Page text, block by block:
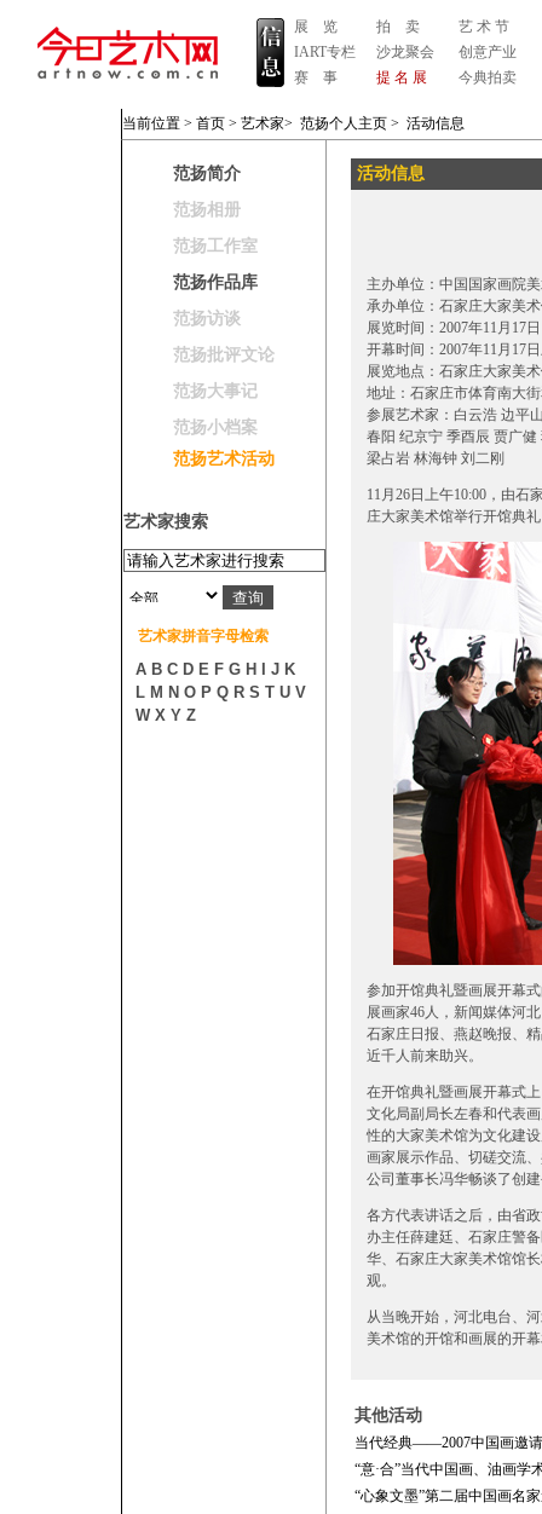
展 览
IART专栏
赛 事
拍 卖
沙龙聚会
提 名 展
艺 术 节
创意产业
今典拍卖
当前位置 > 首页 > 艺术家> 范扬个人主页 > 活动信息
范扬简介
范扬相册
范扬工作室
范扬作品库
范扬访谈
范扬批评文论
范扬大事记
范扬小档案
范扬艺术活动
艺术家搜索
艺术家拼音字母检索
A B C D E F G H J K
L M N O P Q R S T U V
W X Y Z
活动信息
主办单位：中国国家画院
承办单位：石家庄大家美
展览时间：2007年11月17
开幕时间：2007年11月17
展览地点：石家庄大家美
地址：石家庄市体育南大
参展艺术家：白云浩 边平
春阳 纪京宁 季酉辰 贾广
梁占岩 林海钟 刘二刚
11月26日上午10:00，由
庄大家美术馆举行开馆典
参加开馆典礼暨画展开幕
展画家46人，新闻媒体河
石家庄日报、燕赵晚报、
近千人前来助兴。
在开馆典礼暨画展开幕式
文化局副局长左春和代表
性的大家美术馆为文化建
画家展示作品、切磋交流
公司董事长冯华畅谈了创
各方代表讲话之后，由省
办主任薛建廷、石家庄警
华、石家庄大家美术馆馆
观。
从当晚开始，河北电台、
美术馆的开馆和画展的开
其他活动
当代经典——2007中国画邀请
“意·合”当代中国画、油画学
“心象文墨”第二届中国画名